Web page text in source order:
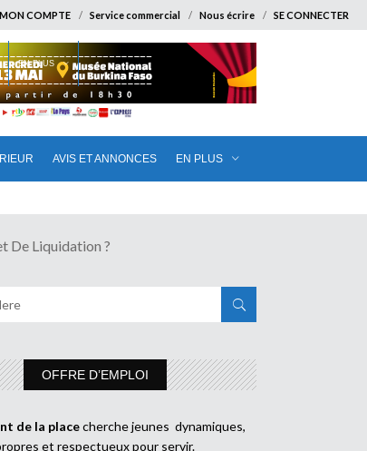
MON COMPTE Service commercial Nous écrire SE CONNECTER
AVIS ET ANNONCES EN PLUS
EN PLUS
De Liquidation ?
OFFRE D’EMPLOI
de la placecherche jeunes dynamiques,
et respectueux pour servir.